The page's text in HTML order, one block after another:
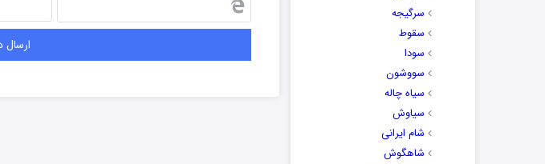
سرگیجه
سقوط
سودا
سووشون
سیاه چاله
سیاوش
شام ایرانی
شاهگوش